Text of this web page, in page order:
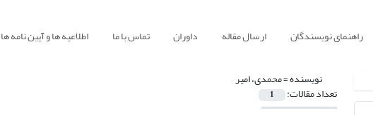
راهنمای نویسندگان ارسال مقاله داوران تماس با ما اطلاعیه ها و آیین نامه ها
نویسنده =محمدی، امیر
تعداد مقالات: 1